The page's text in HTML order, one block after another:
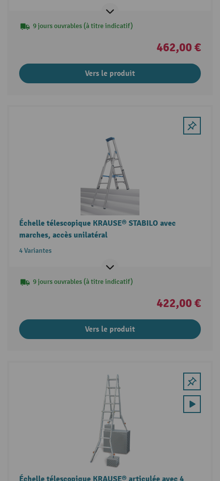
9 jours ouvrables (à titre indicatif)
462,00 €
Vers le produit
Échelle télescopique KRAUSE® STABILO avec
marches, accès unilatéral
4 Variantes
9 jours ouvrables (à titre indicatif)
422,00 €
Vers le produit
Échelle télescopique KRAUSE® articulée avec 4